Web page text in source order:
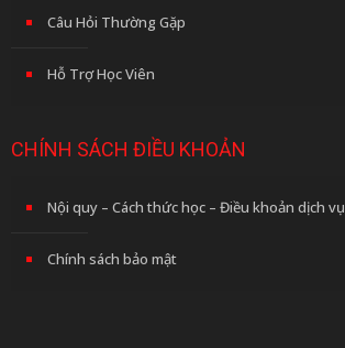
Câu Hỏi Thường Gặp
Hỗ Trợ Học Viên
CHÍNH SÁCH ĐIỀU KHOẢN
Nội quy – Cách thức học – Điều khoản dịch vụ
Chính sách bảo mật